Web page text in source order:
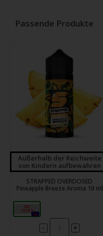
Passende Produkte
Außerhalb der Reichweite
von Kindern aufbewahren
STRAPPED OVERDOSED
Pineapple Breeze Aroma 10 ml
10ml
0x
- +